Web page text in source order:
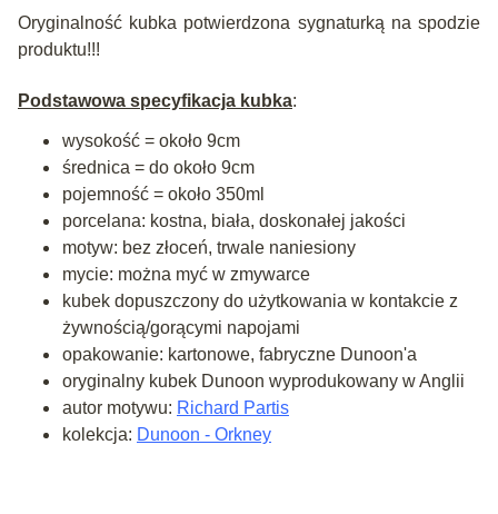
Oryginalność kubka potwierdzona sygnaturką na spodzie
produktu!!!
Podstawowa specyfikacja kubka:
wysokość = około 9cm
średnica = do około 9cm
pojemność = około 350ml
porcelana: kostna, biała, doskonałej jakości
motyw: bez złoceń, trwale naniesiony
mycie: można myć w zmywarce
kubek dopuszczony do użytkowania w kontakcie z
żywnością/gorącymi napojami
opakowanie: kartonowe, fabryczne Dunoon'a
oryginalny kubek Dunoon wyprodukowany w Anglii
autor motywu: Richard Partis
kolekcja: Dunoon - Orkney